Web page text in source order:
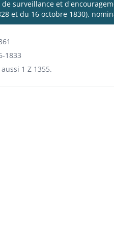
surveillance et
et du 16 octobre 1830),
1833
1 Z 1355.